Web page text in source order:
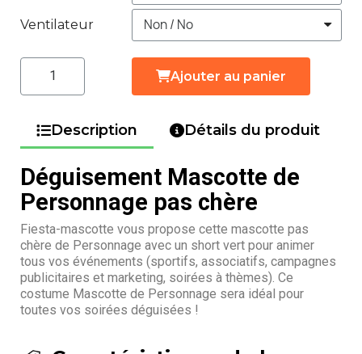
Ventilateur
Ajouter au panier
Description Détails du produit
Déguisement Mascotte de
Personnage pas chère
Fiesta-mascotte vous propose cette mascotte pas
chère de Personnage avec un short vert pour animer
tous vos événements (sportifs, associatifs, campagnes
publicitaires et marketing, soirées à thèmes). Ce
costume Mascotte de Personnage sera idéal pour
toutes vos soirées déguisées !